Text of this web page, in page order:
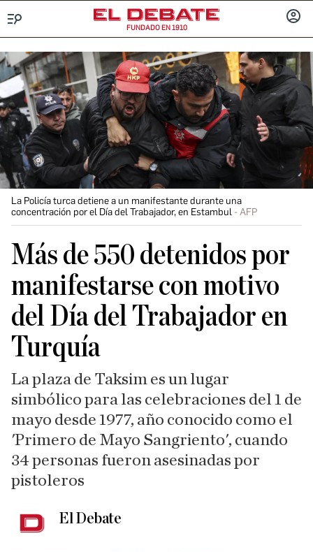
FUNDADO EN 1910
La Policía turca detiene a un manifestante durante una
concentración por el Día del Trabajador, en Estambul
AFP
Más de 550 detenidos por
manifestarse con motivo
del Día del Trabajador en
Turquía
La plaza de Taksim es un lugar
simbólico para las celebraciones del 1 de
mayo desde 1977, año conocido como el
'Primero de Mayo Sangriento', cuando
34 personas fueron asesinadas por
pistoleros
El Debate